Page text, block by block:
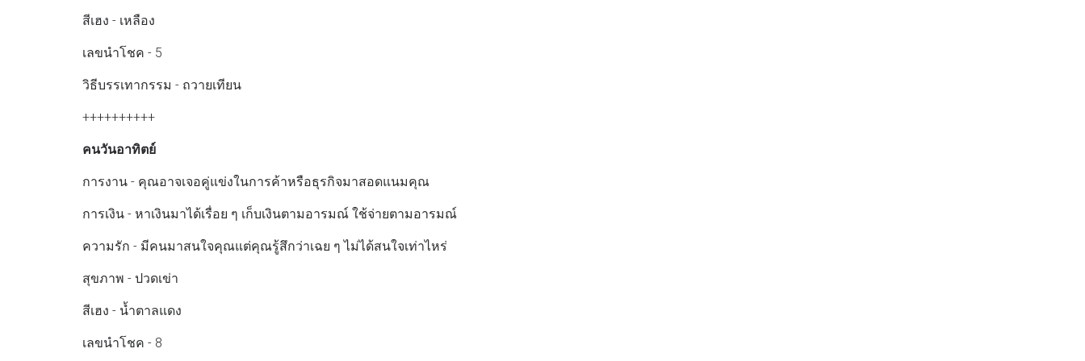
สีเฮง - เหลือง
เลขนำโชค - 5
วิธีบรรเทากรรม - ถวายเทียน
++++++++++
คนวันอาทิตย์
การงาน - คุณอาจเจอคู่แข่งในการค้าหรือธุรกิจมาสอดแนมคุณ
การเงิน - หาเงินมาได้เรื่อย ๆ เก็บเงินตามอารมณ์ ใช้จ่ายตามอารมณ์
ความรัก - มีคนมาสนใจคุณแต่คุณรู้สึกว่าเฉย ๆ ไม่ได้สนใจเท่าไหร่
สุขภาพ - ปวดเข่า
สีเฮง - น้ำตาลแดง
เลขนำโชค - 8